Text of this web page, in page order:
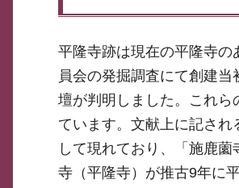
平隆寺跡は現在の平隆寺
員会の発掘調査にて創建
壇が判明しました。これ
ています。文献上に記さ
して現れており、「施鹿
寺（平隆寺）が推古9年に